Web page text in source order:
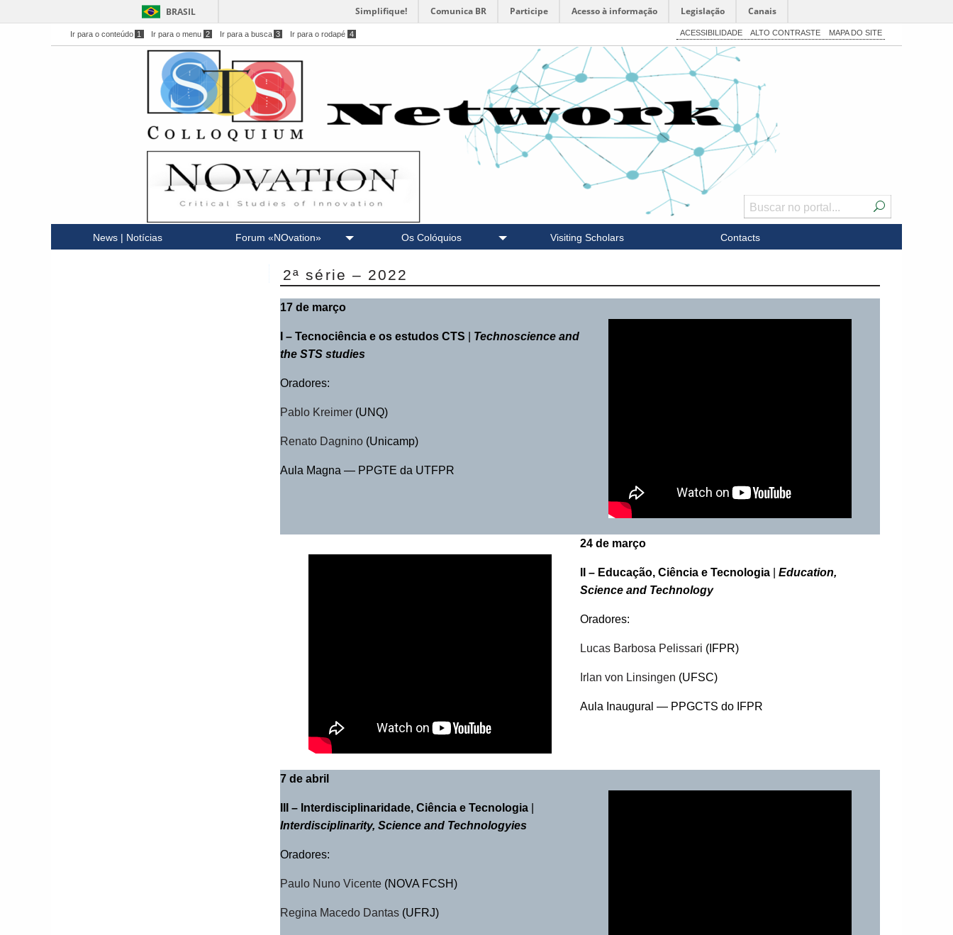
BRASIL Simplifique! Comunica BR Participe Acesso à informação Legislação Canais
Ir para o conteúdo 1 Ir para o menu 2 Ir para a busca 3 Ir para o rodapé 4 ACESSIBILIDADE ALTO CONTRASTE MAPA DO SITE
News | Notícias Forum «NOvation» Os Colóquios Visiting Scholars Contacts
2ª série – 2022
17 de março
I – Tecnociência e os estudos CTS
Technoscience and
the STS studies
Oradores:
Pablo Kreimer (UNQ)
Renato Dagnino (Unicamp)
Aula Magna — PPGTE da UTFPR
24 de março
II – Educação, Ciência e Tecnologia
Education,
Science and Technology
Oradores:
Lucas Barbosa Pelissari (IFPR)
Irlan von Linsingen (UFSC)
Aula Inaugural — PPGCTS do IFPR
7 de abril
III – Interdisciplinaridade, Ciência e Tecnologia
Interdisciplinarity, Science and Technologyies
Oradores:
Paulo Nuno Vicente (NOVA FCSH)
Regina Macedo Dantas (UFRJ)